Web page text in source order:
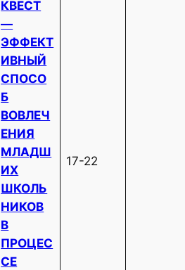
КВЕСТ
—
ЭФФЕКТ
ИВНЫЙ
СПОСО
Б
ВОВЛЕЧ
ЕНИЯ
МЛАДШ
ИХ
ШКОЛЬ
НИКОВ
В
ПРОЦЕС
СЕ
17-22